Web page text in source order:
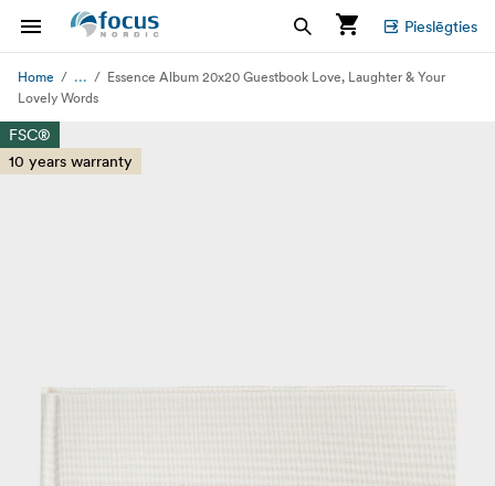
Pieslēgties
Home ...
Essence Album 20x20 Guestbook Love, Laughter & Your
Lovely Words
FSC®
10 years warranty